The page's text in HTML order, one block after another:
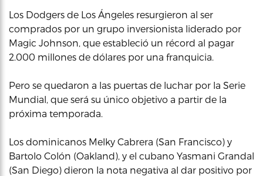
Los Dodgers de Los Ángeles resurgieron al ser
comprados por un grupo inversionista liderado por
Magic Johnson, que estableció un récord al pagar
2.000 millones de dólares por una franquicia.
Pero se quedaron a las puertas de luchar por la Serie
Mundial, que será su único objetivo a partir de la
próxima temporada.
Los dominicanos Melky Cabrera (San Francisco) y
Bartolo Colón (Oakland), y el cubano Yasmani Grandal
(San Diego) dieron la nota negativa al dar positivo por